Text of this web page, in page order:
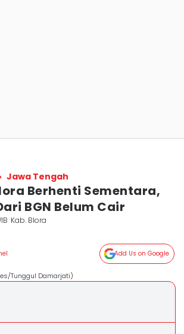
Jawa Tengah
Berhenti Sementara,
BGN Belum Cair
Kab. Blora
Add Us on Google
Tunggul Damarjati)